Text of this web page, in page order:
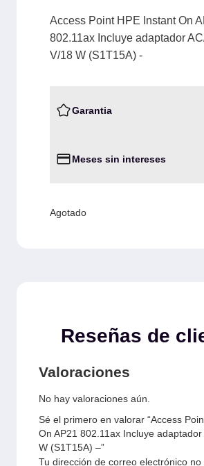
Access Point HPE Instant On
802.11ax Incluye adaptador
V/18 W (S1T15A) -
Garantia
Meses sin intereses
Agotado
Reseñas de
Valoraciones
No hay valoraciones aún.
Sé el primero en valorar “Access
On AP21 802.11ax Incluye adaptador
W (S1T15A) –”
Tu dirección de correo electrónico no